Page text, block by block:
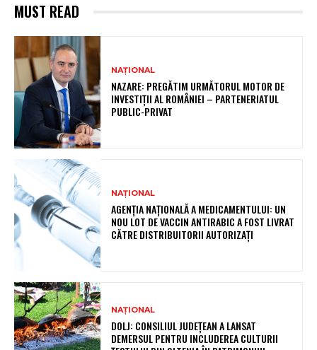
MUST READ
NAȚIONAL
NAZARE: PREGĂTIM URMĂTORUL MOTOR DE
INVESTIȚII AL ROMÂNIEI – PARTENERIATUL
PUBLIC-PRIVAT
NAȚIONAL
AGENȚIA NAȚIONALĂ A MEDICAMENTULUI: UN
NOU LOT DE VACCIN ANTIRABIC A FOST LIVRAT
CĂTRE DISTRIBUITORII AUTORIZAȚI
NAȚIONAL
DOLJ: CONSILIUL JUDEȚEAN A LANSAT
DEMERSUL PENTRU INCLUDEREA CULTURII